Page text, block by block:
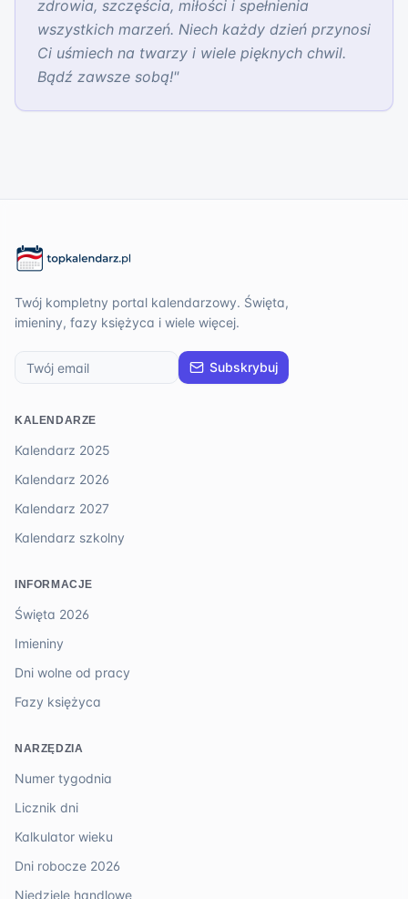
zdrowia, szczęścia, miłości i spełnienia
wszystkich marzeń. Niech każdy dzień przynosi
Ci uśmiech na twarzy i wiele pięknych chwil.
Bądź zawsze sobą!"
Twój kompletny portal kalendarzowy. Święta,
imieniny, fazy księżyca i wiele więcej.
Subskrybuj
KALENDARZE
Kalendarz 2025
Kalendarz 2026
Kalendarz 2027
Kalendarz szkolny
INFORMACJE
Święta 2026
Imieniny
Dni wolne od pracy
Fazy księżyca
NARZĘDZIA
Numer tygodnia
Licznik dni
Kalkulator wieku
Dni robocze 2026
Niedziele handlowe